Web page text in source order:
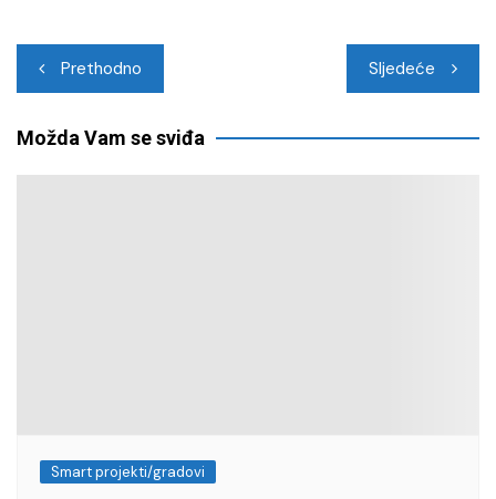
Navigacija
objava
Prethodno Sljedeće
Možda Vam se sviđa
Smart projekti/gradovi